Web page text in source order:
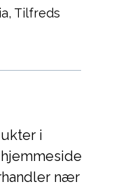
Tilfreds
i
nær